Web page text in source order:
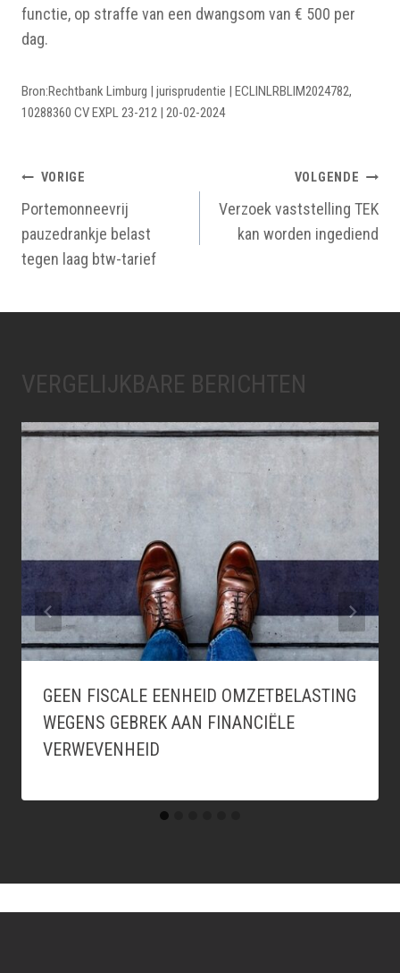
functie, op straffe van een dwangsom van € 500 per
dag.
Bron:Rechtbank Limburg | jurisprudentie | ECLINLRBLIM2024782,
10288360 CV EXPL 23-212 | 20-02-2024
BERICHTNAVIGATIE
VORIGE
Portemonneevrij
pauzedrankje belast
tegen laag btw-tarief
VOLGENDE
Verzoek vaststelling TEK
kan worden ingediend
VERGELIJKBARE BERICHTEN
GEEN FISCALE EENHEID OMZETBELASTING
WEGENS GEBREK AAN FINANCIËLE
VERWEVENHEID